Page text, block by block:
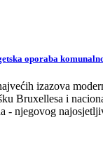
oporaba
izazova
Bruxellesa i
- njegovog